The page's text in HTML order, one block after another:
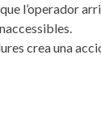
l’operador
crea una